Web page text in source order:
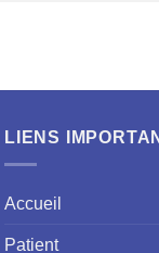
LIENS
Accueil
Patient